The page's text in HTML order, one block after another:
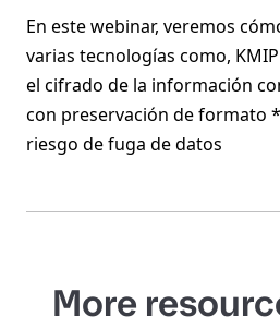
En este webinar, veremos
varias tecnologías como,
el cifrado de la información
con preservación de formato
riesgo de fuga de datos
More